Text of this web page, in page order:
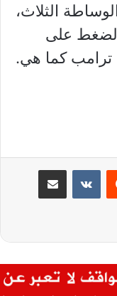
الثلاث،
على
ترامب كما هي.
مشاركة عبر البريد